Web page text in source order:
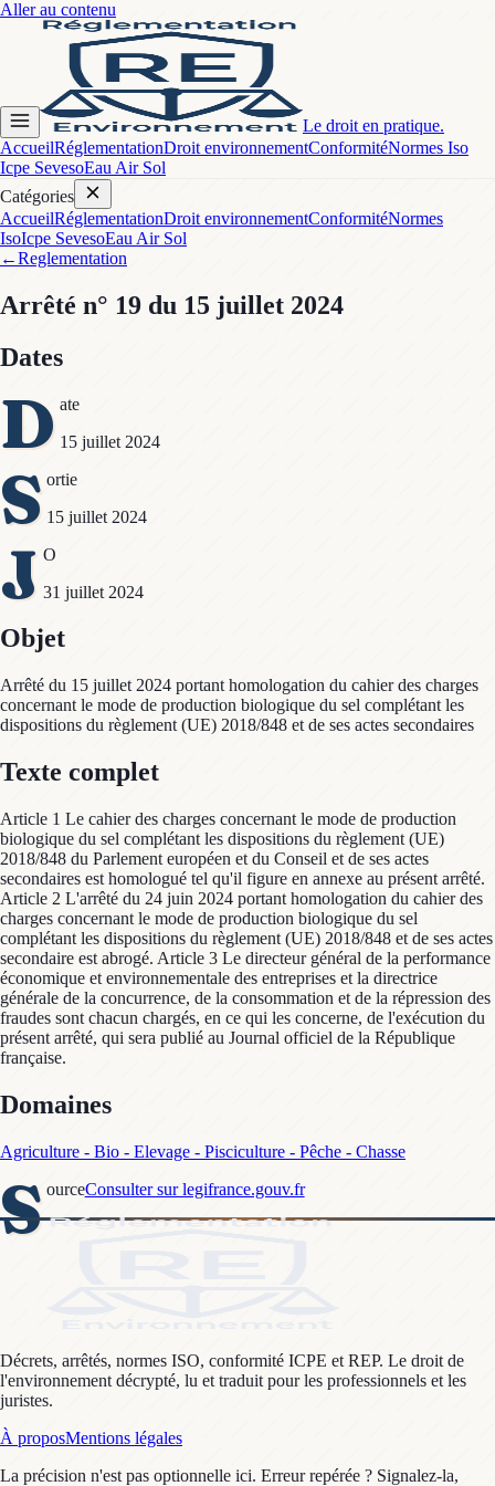
Aller au contenu
Le droit en pratique.
AccueilRéglementationDroit environnementConformitéNormes Iso
Icpe SevesoEau Air Sol
Catégories
AccueilRéglementationDroit environnementConformitéNormes
IsoIcpe SevesoEau Air Sol
←Reglementation
Arrêté n° 19 du 15 juillet 2024
Dates
D ate
15 juillet 2024
S ortie
15 juillet 2024
J O
31 juillet 2024
Objet
Arrêté du 15 juillet 2024 portant homologation du cahier des charges
concernant le mode de production biologique du sel complétant les
dispositions du règlement (UE) 2018/848 et de ses actes secondaires
Texte complet
Article 1 Le cahier des charges concernant le mode de production
biologique du sel complétant les dispositions du règlement (UE)
2018/848 du Parlement européen et du Conseil et de ses actes
secondaires est homologué tel qu'il figure en annexe au présent arrêté.
Article 2 L'arrêté du 24 juin 2024 portant homologation du cahier des
charges concernant le mode de production biologique du sel
complétant les dispositions du règlement (UE) 2018/848 et de ses actes
secondaire est abrogé. Article 3 Le directeur général de la performance
économique et environnementale des entreprises et la directrice
générale de la concurrence, de la consommation et de la répression des
fraudes sont chacun chargés, en ce qui les concerne, de l'exécution du
présent arrêté, qui sera publié au Journal officiel de la République
française.
Domaines
Agriculture - Bio - Elevage - Pisciculture - Pêche - Chasse
S ourceConsulter sur legifrance.gouv.fr
Décrets, arrêtés, normes ISO, conformité ICPE et REP. Le droit de
l'environnement décrypté, lu et traduit pour les professionnels et les
juristes.
À proposMentions légales
La précision n'est pas optionnelle ici. Erreur repérée ? Signalez-la,